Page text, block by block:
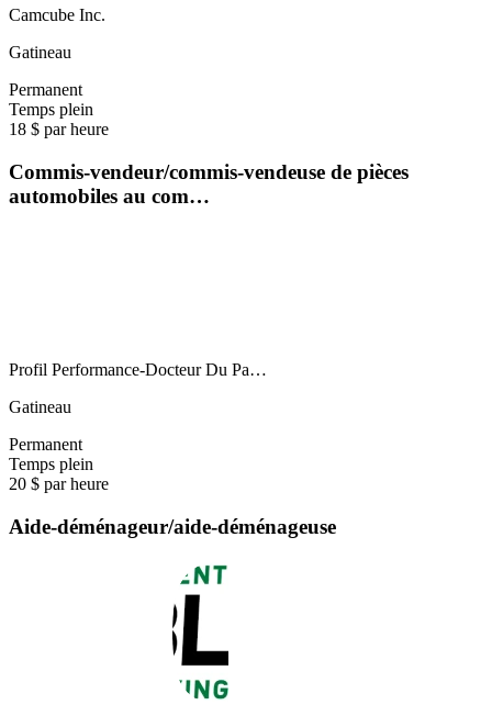
Camcube Inc.
Gatineau
Permanent
Temps plein
18 $ par heure
Commis-vendeur/commis-vendeuse de pièces
automobiles au com…
Profil Performance-Docteur Du Pa…
Gatineau
Permanent
Temps plein
20 $ par heure
Aide-déménageur/aide-déménageuse